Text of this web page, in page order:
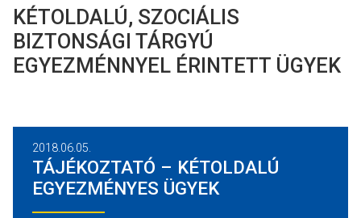
keresni
kívánt
kifejezést,
majd
a
keresés
gombot.
KÉTOLDALÚ, SZOCIÁLIS
BIZTONSÁGI TÁRGYÚ
EGYEZMÉNNYEL ÉRINTETT ÜGYEK
2018.06.05.
TÁJÉKOZTATÓ – KÉTOLDALÚ
EGYEZMÉNYES ÜGYEK